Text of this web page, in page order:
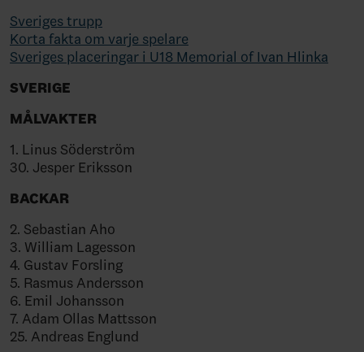
Sveriges trupp
Korta fakta om varje spelare
Sveriges placeringar i U18 Memorial of Ivan Hlinka
SVERIGE
MÅLVAKTER
1. Linus Söderström
30. Jesper Eriksson
BACKAR
2. Sebastian Aho
3. William Lagesson
4. Gustav Forsling
5. Rasmus Andersson
6. Emil Johansson
7. Adam Ollas Mattsson
25. Andreas Englund